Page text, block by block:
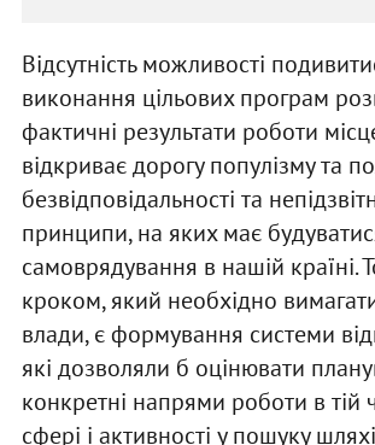
Відсутність можливості
виконання цільових програм
фактичні результати роботи
відкриває дорогу популізму та
безвідповідальності та
принципи, на яких має
самоврядування в нашій країні.
кроком, який необхідно
влади, є формування системи
які дозволяли б оцінювати
конкретні напрями роботи в тій
сфері і активності у пошуку